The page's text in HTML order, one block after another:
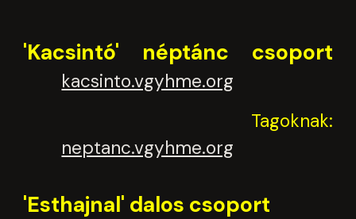
'Kacsintó' néptánc csoport
kacsinto.vgyhme.org
Tagoknak:
neptanc.vgyhme.org
'Esthajnal' dalos csoport